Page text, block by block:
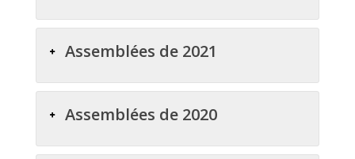
Assemblées de 2021
Assemblées de 2020